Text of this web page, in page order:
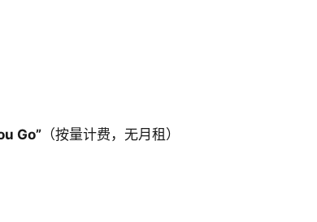
Go” （按量计费，无月租）